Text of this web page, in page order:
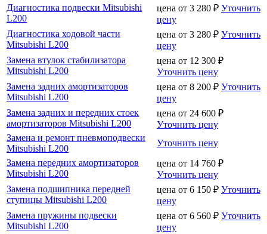
Диагностика подвески Mitsubishi
L200
цена от 3 280 ₽ Уточнить
цену
Диагностика ходовой части
Mitsubishi L200
цена от 3 280 ₽ Уточнить
цену
Замена втулок стабилизатора
Mitsubishi L200
цена от 12 300 ₽
Уточнить цену
Замена задних амортизаторов
Mitsubishi L200
цена от 8 200 ₽ Уточнить
цену
Замена задних и передних стоек
амортизаторов Mitsubishi L200
цена от 24 600 ₽
Уточнить цену
Замена и ремонт пневмоподвески
Mitsubishi L200
Уточнить цену
Замена передних амортизаторов
Mitsubishi L200
цена от 14 760 ₽
Уточнить цену
Замена подшипника передней
ступицы Mitsubishi L200
цена от 6 150 ₽ Уточнить
цену
Замена пружины подвески
Mitsubishi L200
цена от 6 560 ₽ Уточнить
цену